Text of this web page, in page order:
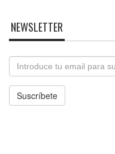
NEWSLETTER
Email
Suscríbete